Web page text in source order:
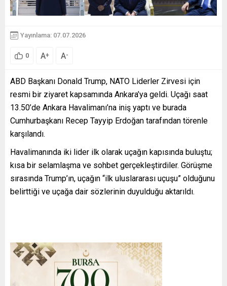
Yayınlama: 07.07.2026
0 A+ A-
ABD Başkanı Donald Trump, NATO Liderler Zirvesi için
resmi bir ziyaret kapsamında Ankara’ya geldi. Uçağı saat
13.50’de Ankara Havalimanı’na iniş yaptı ve burada
Cumhurbaşkanı Recep Tayyip Erdoğan tarafından törenle
karşılandı.
Havalimanında iki lider ilk olarak uçağın kapısında buluştu;
kısa bir selamlaşma ve sohbet gerçekleştirdiler. Görüşme
sırasında Trump’ın, uçağın “ilk uluslararası uçuşu” olduğunu
belirttiği ve uçağa dair sözlerinin duyulduğu aktarıldı.